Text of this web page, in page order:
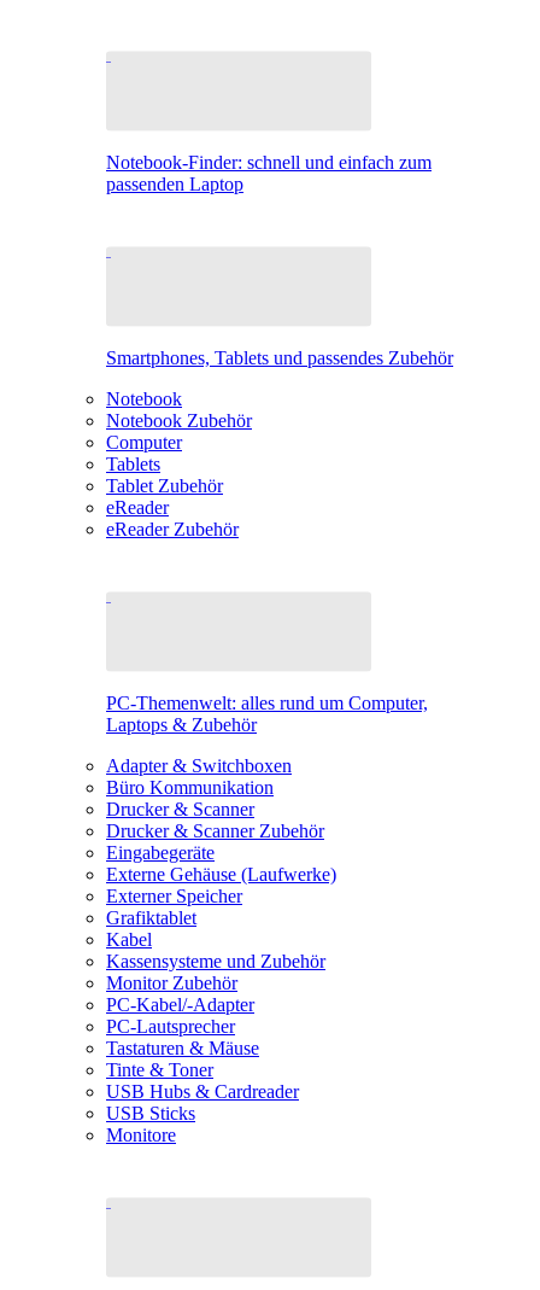
Notebook-Finder: schnell und einfach zum
passenden Laptop
Smartphones, Tablets und passendes Zubehör
Notebook
Notebook Zubehör
Computer
Tablets
Tablet Zubehör
eReader
eReader Zubehör
PC-Themenwelt: alles rund um Computer,
Laptops & Zubehör
Adapter & Switchboxen
Büro Kommunikation
Drucker & Scanner
Drucker & Scanner Zubehör
Eingabegeräte
Externe Gehäuse (Laufwerke)
Externer Speicher
Grafiktablet
Kabel
Kassensysteme und Zubehör
Monitor Zubehör
PC-Kabel/-Adapter
PC-Lautsprecher
Tastaturen & Mäuse
Tinte & Toner
USB Hubs & Cardreader
USB Sticks
Monitore